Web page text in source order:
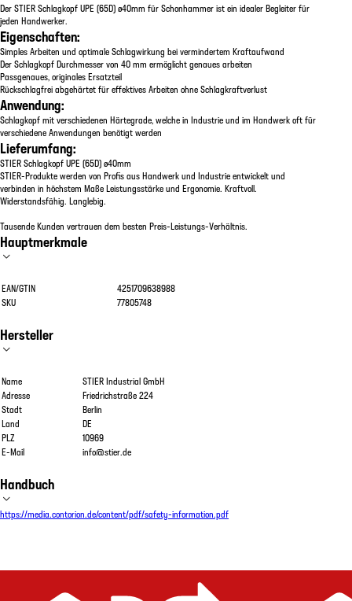
Der STIER Schlagkopf UPE (65D) ø40mm für Schonhammer ist ein idealer Begleiter für
jeden Handwerker.
Eigenschaften:
Simples Arbeiten und optimale Schlagwirkung bei vermindertem Kraftaufwand
Der Schlagkopf Durchmesser von 40 mm ermöglicht genaues arbeiten
Passgenaues, originales Ersatzteil
Rückschlagfrei abgehärtet für effektives Arbeiten ohne Schlagkraftverlust
Anwendung:
Schlagkopf mit verschiedenen Härtegrade, welche in Industrie und im Handwerk oft für
verschiedene Anwendungen benötigt werden
Lieferumfang:
STIER Schlagkopf UPE (65D) ø40mm
STIER-Produkte werden von Profis aus Handwerk und Industrie entwickelt und
verbinden in höchstem Maße Leistungsstärke und Ergonomie. Kraftvoll.
Widerstandsfähig. Langlebig.
Tausende Kunden vertrauen dem besten Preis-Leistungs-Verhältnis.
Hauptmerkmale
EAN/GTIN
4251709638988
SKU
77805748
Hersteller
Name
STIER Industrial GmbH
Adresse
Friedrichstraße 224
Stadt
Berlin
Land
DE
PLZ
10969
E-Mail
info@stier.de
Handbuch
https://media.contorion.de/content/pdf/safety-information.pdf